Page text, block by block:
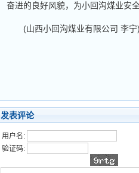
奋进的良好风貌，为小回沟煤业安
(山西小回沟煤业有限公司 李宁)
发表评论
用户名:
验证码: